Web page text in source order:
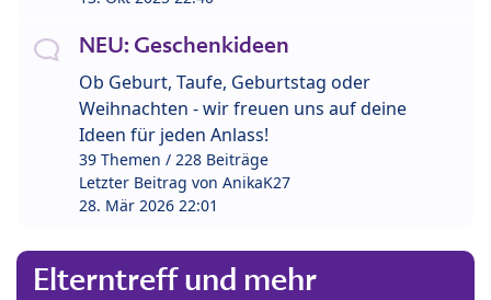
NEU: Geschenkideen
Ob Geburt, Taufe, Geburtstag oder
Weihnachten - wir freuen uns auf deine
Ideen für jeden Anlass!
39 Themen / 228 Beiträge
Letzter Beitrag von AnikaK27
28. Mär 2026 22:01
Elterntreff und mehr